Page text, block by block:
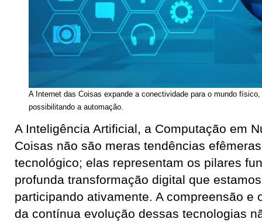
A Internet das Coisas expande a conectividade para o mundo
possibilitando a automação.
A Inteligência Artificial, a Computação em
Coisas não são meras tendências
tecnológico; elas representam os pilares
profunda transformação digital que
participando ativamente. A compreensão e
da contínua evolução dessas tecnologias